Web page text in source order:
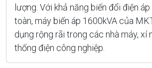
lượng. Với khả năng biến đổi điện
toàn, máy biến áp 1600kVA của
dụng rộng rãi trong các nhà máy, xí
thống điện công nghiệp.